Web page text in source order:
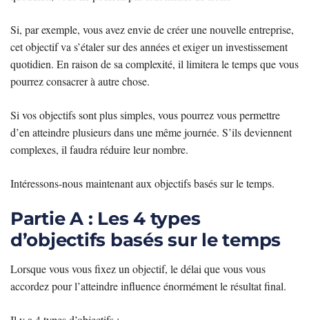
Si, par exemple, vous avez envie de créer une nouvelle entreprise,
cet objectif va s’étaler sur des années et exiger un investissement
quotidien. En raison de sa complexité, il limitera le temps que vous
pourrez consacrer à autre chose.
Si vos objectifs sont plus simples, vous pourrez vous permettre
d’en atteindre plusieurs dans une même journée. S’ils deviennent
complexes, il faudra réduire leur nombre.
Intéressons-nous maintenant aux objectifs basés sur le temps.
Partie A : Les 4 types
d’objectifs basés sur le temps
Lorsque vous vous fixez un objectif, le délai que vous vous
accordez pour l’atteindre influence énormément le résultat final.